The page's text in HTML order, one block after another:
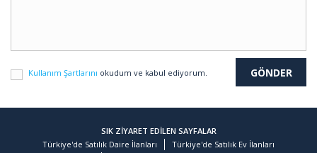
Kullanım Şartlarını okudum ve kabul ediyorum.
SIK ZİYARET EDİLEN SAYFALAR
Türkiye'de Satılık Daire İlanları
Türkiye'de Satılık Ev İlanları